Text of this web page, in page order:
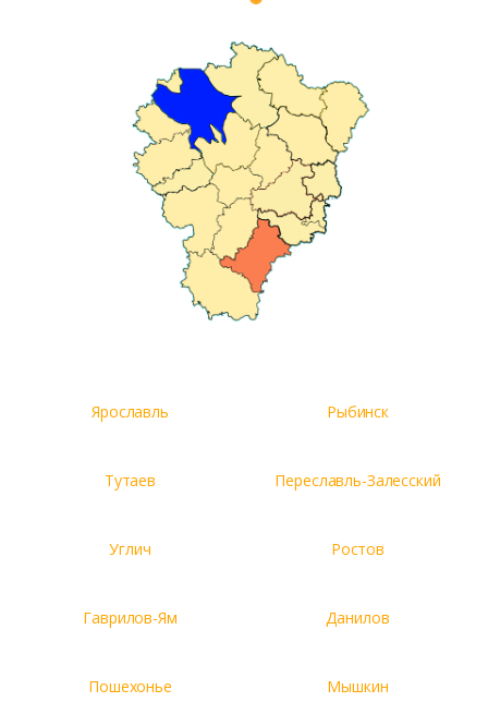
Ярославль Рыбинск
Тутаев Переславль-Залесский
Углич Ростов
Гаврилов-Ям Данилов
Пошехонье Мышкин